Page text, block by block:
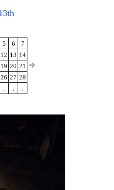
5 6
7
12 13 14
19 20 21
26 27 28
. . .